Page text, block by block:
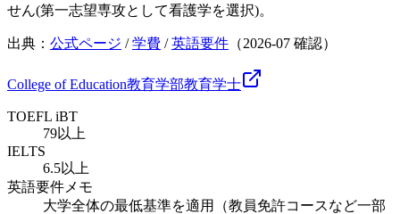
せん(第一志望専攻として看護学を選択)。
出典： 公式ページ /学費 /英語要件 （2026-07 確認）
College of Education教育学部教育学士
TOEFL iBT
79以上
IELTS
6.5以上
英語要件メモ
大学全体の最低基準を適用（教員免許コースなど一部